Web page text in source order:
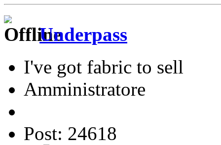
Underpass
I've got fabric to sell
Amministratore
Post: 24618